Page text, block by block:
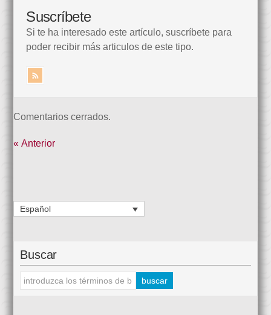
Suscríbete
Si te ha interesado este artículo, suscríbete para
poder recibir más articulos de este tipo.
Comentarios cerrados.
« Anterior
Español
Buscar